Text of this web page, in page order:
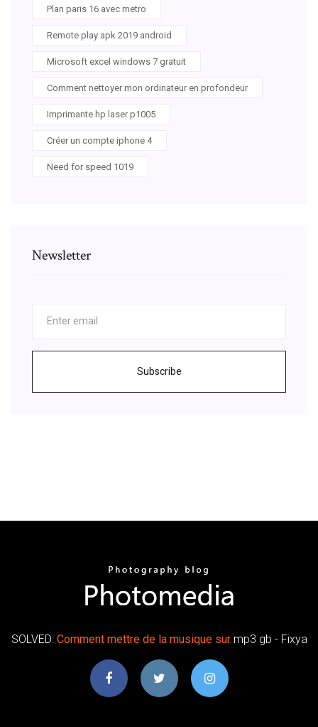
Plan paris 16 avec metro
Remote play apk 2019 android
Microsoft excel windows 7 gratuit
Comment nettoyer mon ordinateur en profondeur
Imprimante hp laser p1005
Créer un compte iphone 4
Need for speed 1019
Newsletter
Subscribe
SOLVED: Comment mettre de la musique surmp3 gb - Fixya